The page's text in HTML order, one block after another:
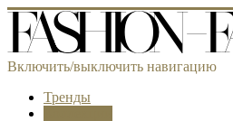
Включить/выключить навигацию
Тренды